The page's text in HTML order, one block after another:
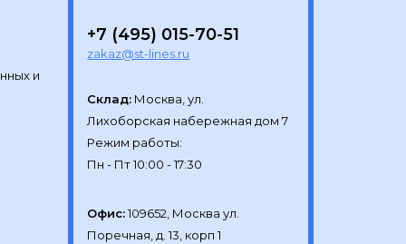
и
+7 (495) 015-70-51
zakaz@st-lines.ru
Склад: Москва, ул.
Лихоборская набережная дом 7
Режим работы:
Офис: 109652, Москва ул.
Поречная, д. 13, корп 1